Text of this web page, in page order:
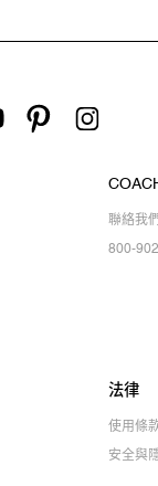
聯絡我們
800-
法律
使用條
安全與